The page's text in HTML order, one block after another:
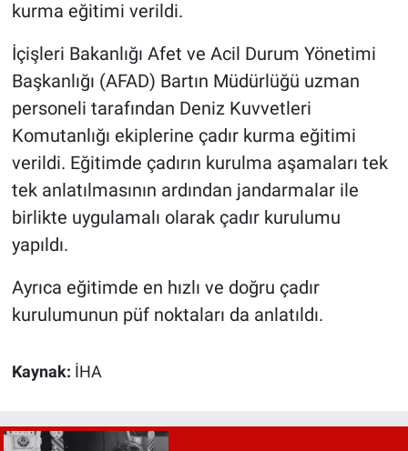
kurma eğitimi verildi.
İçişleri Bakanlığı Afet ve Acil Durum Yönetimi
Başkanlığı (AFAD) Bartın Müdürlüğü uzman
personeli tarafından Deniz Kuvvetleri
Komutanlığı ekiplerine çadır kurma eğitimi
verildi. Eğitimde çadırın kurulma aşamaları tek
tek anlatılmasının ardından jandarmalar ile
birlikte uygulamalı olarak çadır kurulumu
yapıldı.
Ayrıca eğitimde en hızlı ve doğru çadır
kurulumunun püf noktaları da anlatıldı.
Kaynak: İHA